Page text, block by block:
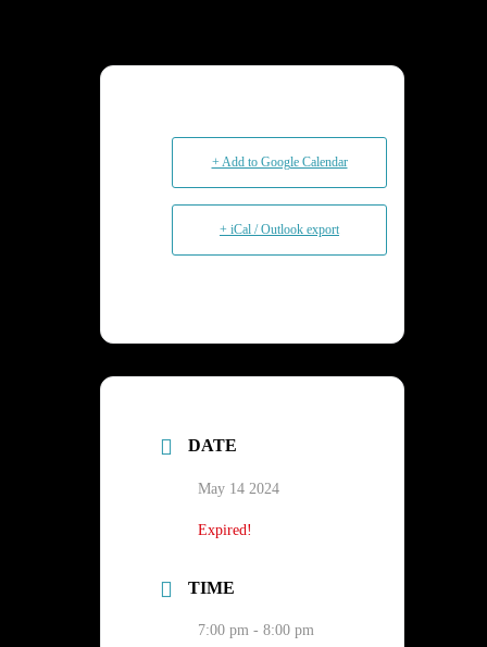
+ Add to Google Calendar
+ iCal / Outlook export
DATE
May 14 2024
Expired!
TIME
7:00 pm - 8:00 pm